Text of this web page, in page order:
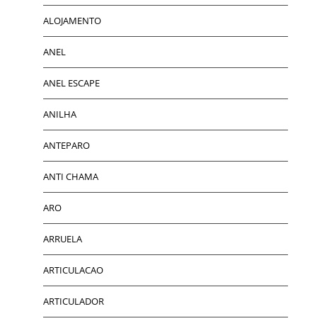
ALOJAMENTO
ANEL
ANEL ESCAPE
ANILHA
ANTEPARO
ANTI CHAMA
ARO
ARRUELA
ARTICULACAO
ARTICULADOR